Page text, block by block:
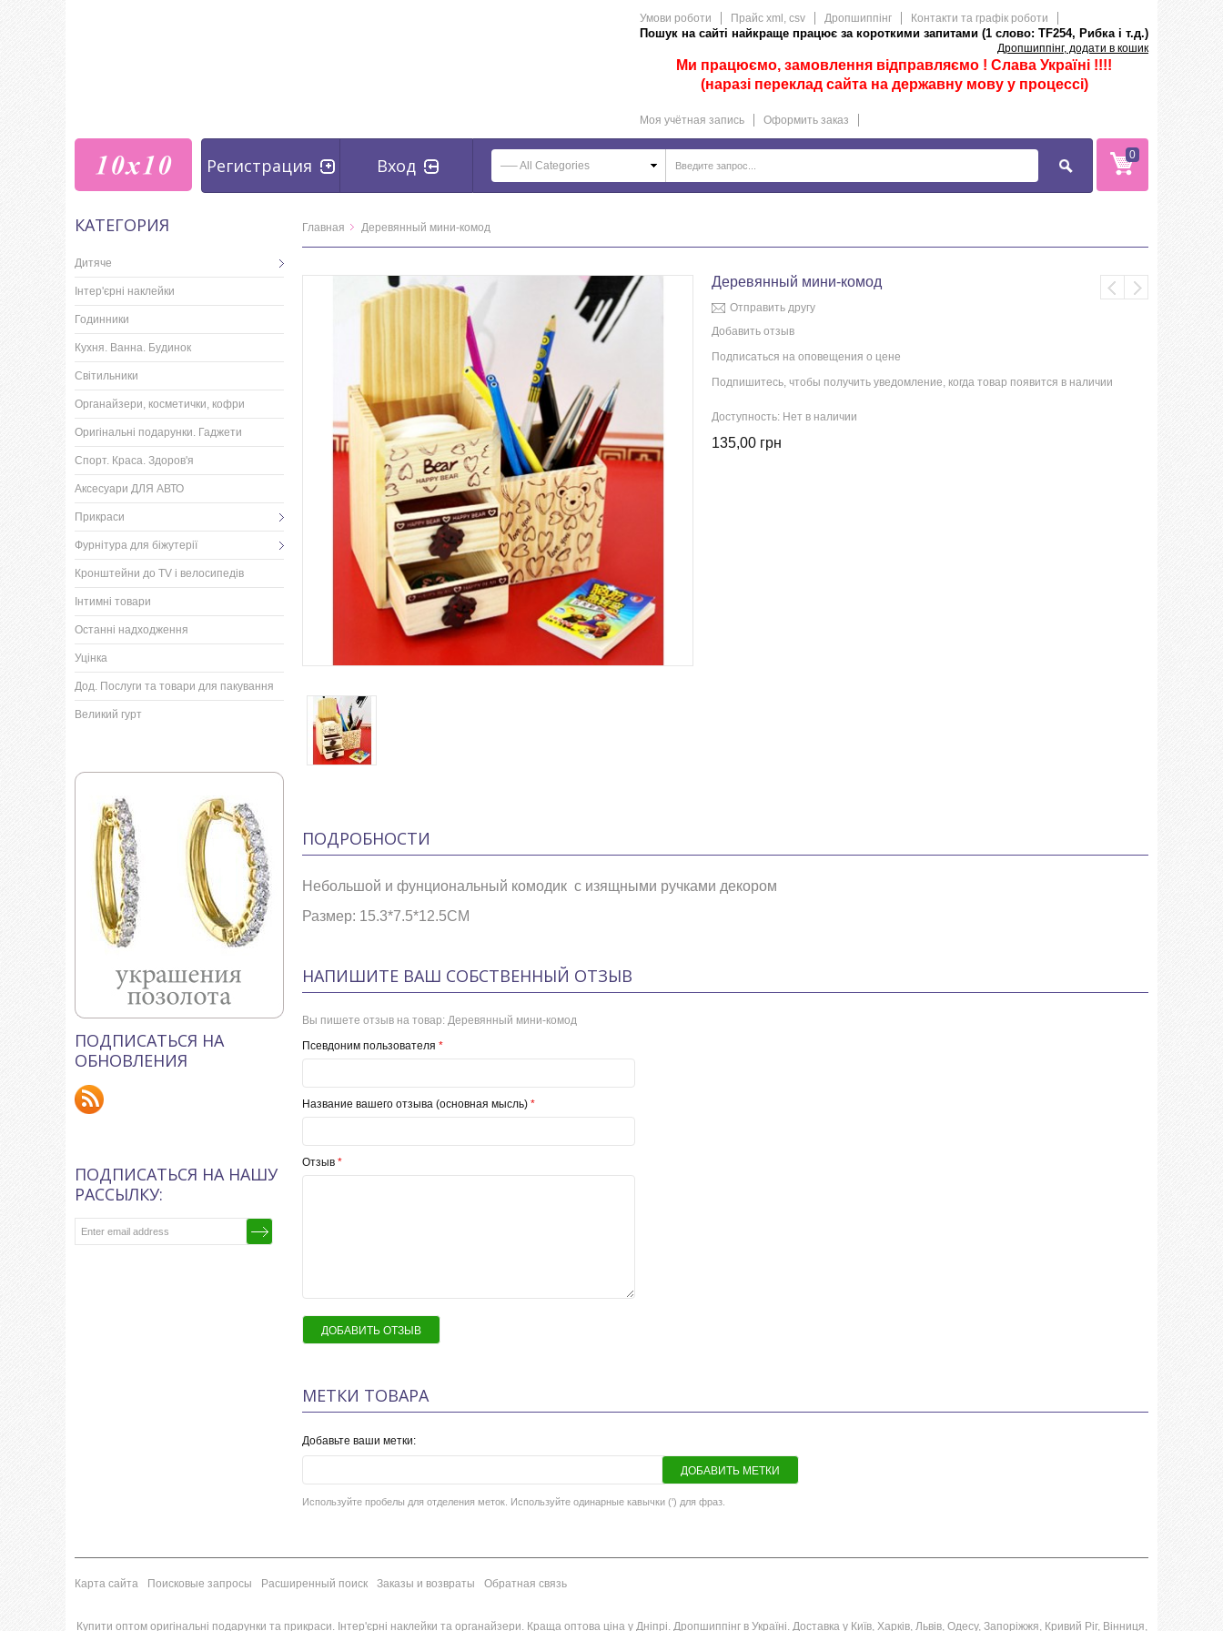
Умови роботи Прайс xml, csv Дропшиппінг Контакти та графік роботи
Пошук на сайті найкраще працює за короткими запитами (1 слово: TF254, Рибка і т.д.)
Дропшиппінг, додати в кошик
Ми працюємо, замовлення відправляємо ! Слава Україні !!!!
(наразі переклад сайта на державну мову у процессі)
Моя учётная запись Оформить заказ
Регистрация Вход —– All Categories
0
Главная Деревянный мини-комод
Деревянный мини-комод
Отправить другу
Добавить отзыв
Подписаться на оповещения о цене
Подпишитесь, чтобы получить уведомление, когда товар появится в наличии
Доступность: Нет в наличии
135,00 грн
ПОДРОБНОСТИ
Небольшой и фунциональный комодик с изящными ручками декором
Размер: 15.3*7.5*12.5CM
НАПИШИТЕ ВАШ СОБСТВЕННЫЙ ОТЗЫВ
Вы пишете отзыв на товар: Деревянный мини-комод
*
Псевдоним пользователя
*
Название вашего отзыва (основная мысль)
*
Отзыв
ДОБАВИТЬ ОТЗЫВ
МЕТКИ ТОВАРА
Добавьте ваши метки:
ДОБАВИТЬ МЕТКИ
Используйте пробелы для отделения меток. Используйте одинарные кавычки (') для фраз.
КАТЕГОРИЯ
Дитяче
Інтер'єрні наклейки
Годинники
Кухня. Ванна. Будинок
Світильники
Органайзери, косметички, кофри
Оригінальні подарунки. Гаджети
Спорт. Краса. Здоров'я
Аксесуари ДЛЯ АВТО
Прикраси
Фурнітура для біжутерії
Кронштейни до TV і велосипедів
Інтимні товари
Останні надходження
Уцінка
Дод. Послуги та товари для пакування
Великий гурт
ПОДПИСАТЬСЯ НА
ОБНОВЛЕНИЯ
ПОДПИСАТЬСЯ НА НАШУ
РАССЫЛКУ:
Карта сайта Поисковые запросы Расширенный поиск Заказы и возвраты Обратная связь
Купити оптом оригінальні подарунки та прикраси. Інтер'єрні наклейки та органайзери. Краща оптова ціна у Дніпрі. Дропшиппінг в Україні. Доставка у Київ, Харків, Львів, Одесу, Запоріжжя, Кривий Ріг, Вінниця,